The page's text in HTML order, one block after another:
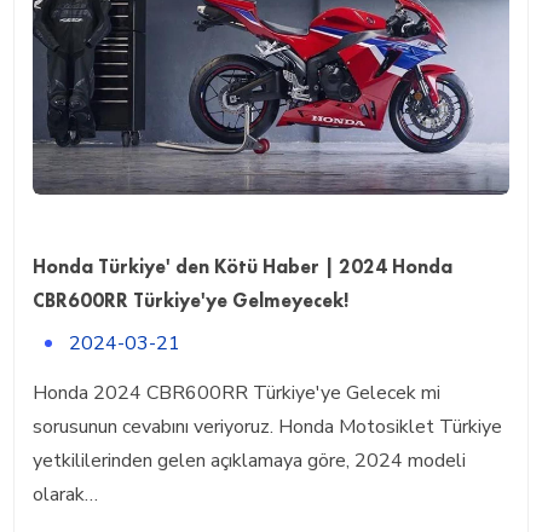
Honda Türkiye' den Kötü Haber | 2024 Honda
CBR600RR Türkiye'ye Gelmeyecek!
2024-03-21
Honda 2024 CBR600RR Türkiye'ye Gelecek mi
sorusunun cevabını veriyoruz. Honda Motosiklet Türkiye
yetkililerinden gelen açıklamaya göre, 2024 modeli
olarak…